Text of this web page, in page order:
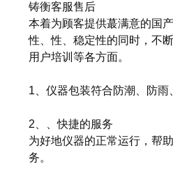
铸衡客服售后
本着为顾客提供蕞满意的国
性、性、稳定性的同时，不
用户培训等各方面。
1、仪器包装符合防潮、防
2、、快捷的服务
为好地仪器的正常运行，帮
务。